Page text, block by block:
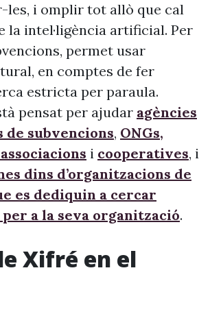
les, i omplir tot allò que cal
la intel·ligència artificial. Per
permet usar
en comptes de fer
estricta per paraula.
pensat per ajudar agències
subvencions, ONGs,
i cooperatives, i
dins d’organitzacions de
es dediquin a cercar
a la seva organització.
Xifré en el